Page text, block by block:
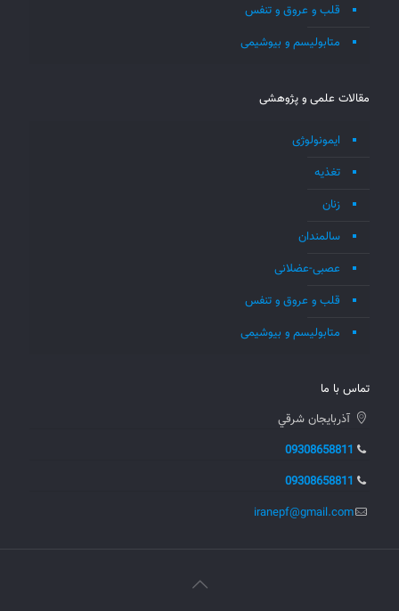
قلب و عروق و تنفس
متابولیسم و بیوشیمی
مقالات علمی و پژوهشی
ایمونولوژی
تغذیه
زنان
سالمندان
عصبی-عضلانی
قلب و عروق و تنفس
متابولیسم و بیوشیمی
تماس با ما
آذربايجان شرقي
09308658811
09308658811
iranepf@gmail.com